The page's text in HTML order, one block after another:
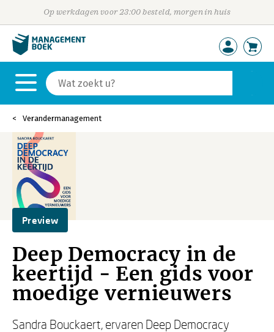
Op werkdagen voor 23:00 besteld, morgen in huis
Verandermanagement
Preview
Deep Democracy in de
keertijd - Een gids voor
moedige vernieuwers
Sandra Bouckaert, ervaren Deep Democracy